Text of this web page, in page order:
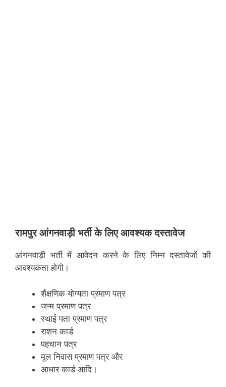
रामपुरआंगनवाड़ी भर्ती के लिए आवश्यक दस्तावेज
आंगनवाड़ी भर्ती में आवेदन करने के लिए निम्न दस्तावेजों की
आवश्यकता होगी।
शैक्षणिक योग्यता प्रमाण पत्र
जन्म प्रमाण पत्र
स्थाई पता प्रमाण पत्र
राशन कार्ड
पहचान पत्र
मूल निवास प्रमाण पत्र और
आधार कार्ड आदि।